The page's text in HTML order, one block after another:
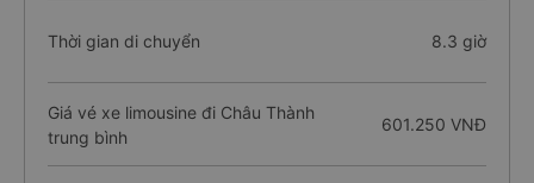
Thời gian di chuyển 8.3 giờ
Giá vé xe limousine đi Châu Thành
trung bình
601.250 VNĐ